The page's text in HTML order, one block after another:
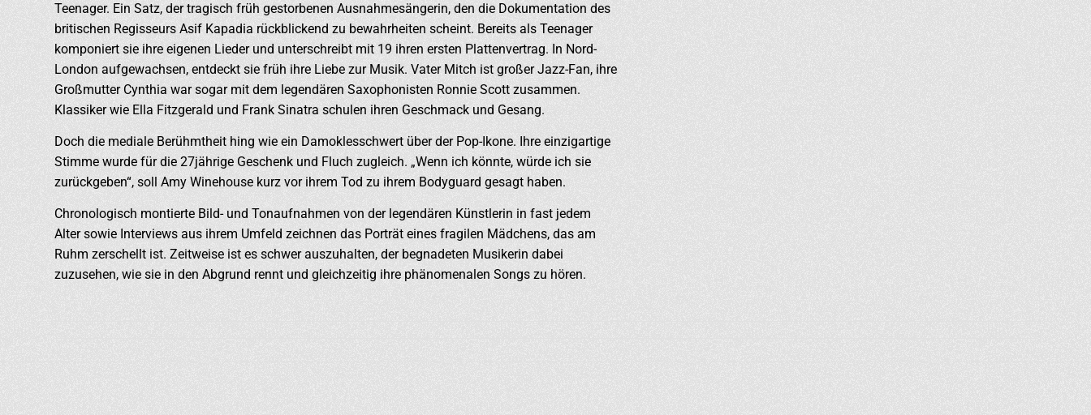
Teenager. Ein Satz, der tragisch früh gestorbenen Ausnahmesängerin, den die Dokumentation des
britischen Regisseurs Asif Kapadia rückblickend zu bewahrheiten scheint. Bereits als Teenager
komponiert sie ihre eigenen Lieder und unterschreibt mit 19 ihren ersten Plattenvertrag. In Nord-
London aufgewachsen, entdeckt sie früh ihre Liebe zur Musik. Vater Mitch ist großer Jazz-Fan, ihre
Großmutter Cynthia war sogar mit dem legendären Saxophonisten Ronnie Scott zusammen.
Klassiker wie Ella Fitzgerald und Frank Sinatra schulen ihren Geschmack und Gesang.
Doch die mediale Berühmtheit hing wie ein Damoklesschwert über der Pop-Ikone. Ihre einzigartige
Stimme wurde für die 27jährige Geschenk und Fluch zugleich. „Wenn ich könnte, würde ich sie
zurückgeben“, soll Amy Winehouse kurz vor ihrem Tod zu ihrem Bodyguard gesagt haben.
Chronologisch montierte Bild- und Tonaufnahmen von der legendären Künstlerin in fast jedem
Alter sowie Interviews aus ihrem Umfeld zeichnen das Porträt eines fragilen Mädchens, das am
Ruhm zerschellt ist. Zeitweise ist es schwer auszuhalten, der begnadeten Musikerin dabei
zuzusehen, wie sie in den Abgrund rennt und gleichzeitig ihre phänomenalen Songs zu hören.